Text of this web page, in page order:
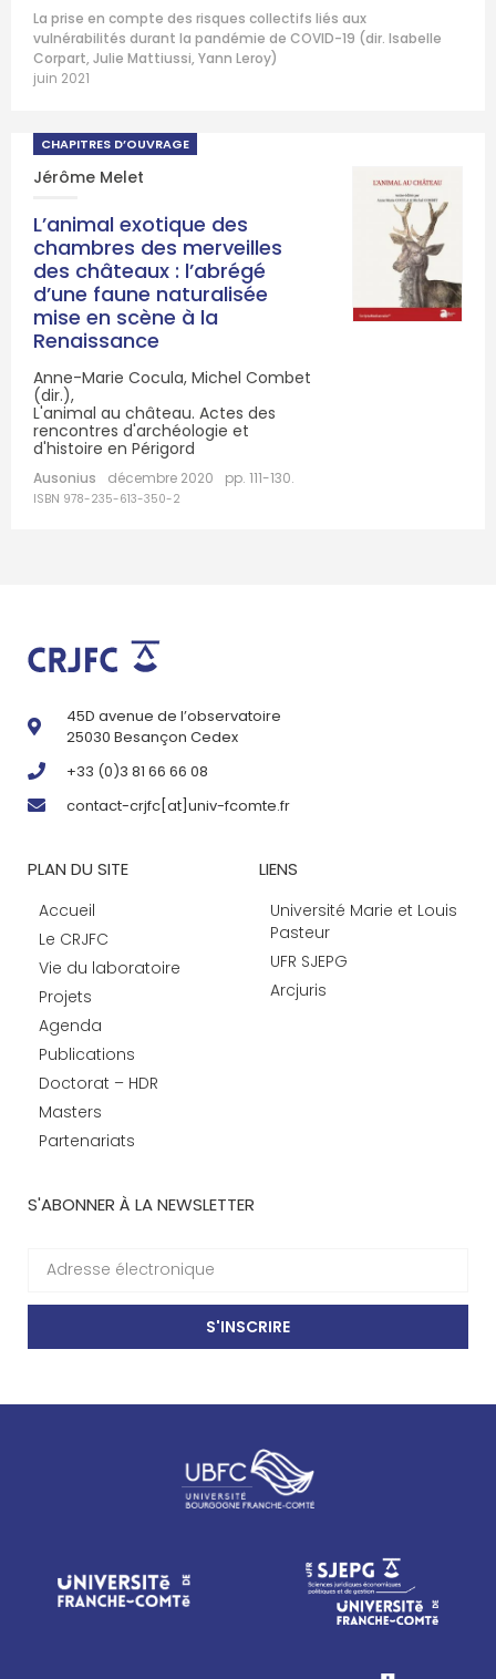
La prise en compte des risques collectifs liés aux
vulnérabilités durant la pandémie de COVID-19 (dir. Isabelle
Corpart, Julie Mattiussi, Yann Leroy)
juin 2021
CHAPITRES D’OUVRAGE
Jérôme Melet
L’animal exotique des
chambres des merveilles
des châteaux : l’abrégé
d’une faune naturalisée
mise en scène à la
Renaissance
Anne-Marie Cocula, Michel Combet
(dir.),
L'animal au château. Actes des
rencontres d'archéologie et
d'histoire en Périgord
Ausonius décembre 2020 pp. 111-130.
ISBN 978-235-613-350-2
45D avenue de l’observatoire
25030 Besançon Cedex
+33 (0)3 81 66 66 08
contact-crjfc[at]univ-fcomte.fr
PLAN DU SITE
Accueil
Le CRJFC
Vie du laboratoire
Projets
Agenda
Publications
Doctorat – HDR
Masters
Partenariats
LIENS
Université Marie et Louis
Pasteur
UFR SJEPG
Arcjuris
S'ABONNER À LA NEWSLETTER
S'INSCRIRE